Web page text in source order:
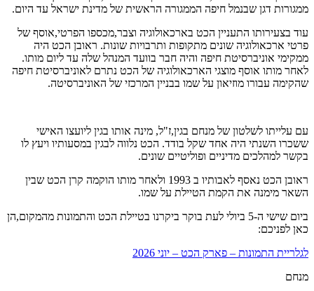
ממגורות דגן שבנמל חיפה הממגורה הראשית של מדינת ישראל עד היום.
עוד בצעירותו התעניין הכט בארכאולוגיה וצבר,מכספו הפרטי,אוסף של
פרטי ארכאולוגיה שונים מתקופות ותרבויות שונות. ראובן הכט היה
ממקימי אוניברסיטת חיפה והיה חבר בוועד המנהל שלה עד ליום מותו.
לאחר מותו אוסף מוצגי הארכאולוגיה של הכט נתרם לאוניברסיטת חיפה
שהקימה עבורו מוזיאון על שמו בבניין המרכזי של האוניברסיטה.
עם עלייתו לשלטון של מנחם בגין,ז"ל, מינה אותו בגין ליועצו האישי
ששכרו השנתי היה אחד שקל בודד. הכט נלווה לבגין במסעותיו ויעץ לו
בקשר למהלכים מדיניים ופוליטיים שונים.
ראובן הכט נאסף לאבותיו ב 1993 ולאחר מותו הוקמה קרן הכט שבין
השאר מימנה את הקמת הטיילת על שמו.
ביום שישי ה-5 ביולי לעת בוקר ביקרנו בטיילת הכט והתמונות מהמקום,הן
כאן לפניכם:
לגלריית התמונות – פארק הכט – יוני 2026
מנחם